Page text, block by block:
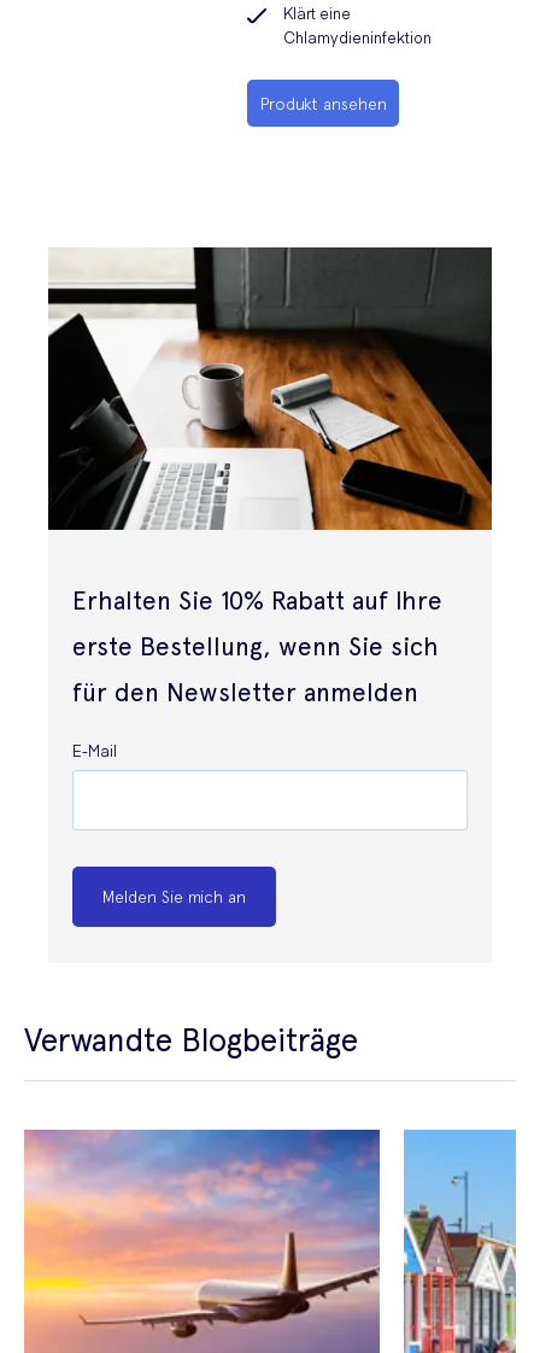
Klärt eine
Chlamydieninfektion
Produkt ansehen
Erhalten Sie 10% Rabatt auf Ihre
erste Bestellung, wenn Sie sich
für den Newsletter anmelden
E-Mail
Melden Sie mich an
Verwandte Blogbeiträge